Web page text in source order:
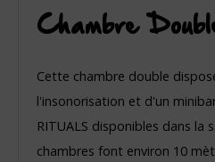
Chambre
Cette chambre double
l'insonorisation et d'un
RITUALS disponibles dans la
chambres font environ 10